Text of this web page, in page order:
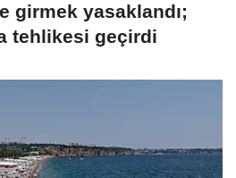
girmek yasaklandı;
tehlikesi geçirdi